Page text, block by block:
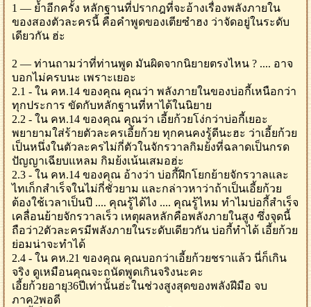
1 — ย้ำอีกครั้ง หลักฐานที่ปรากฎที่จะอ้างเรื่องพลังภายใน
ของสองตัวละครนี้ คือคำพูดของเตียซำฮง ว่าจัดอยู่ในระดับ
เดียวกัน ฮ่ะ
2 — ท่านถามว่าที่ท่านพูด มันผิดจากนิยายตรงไหน ? .... อาจ
บอกไม่ครบนะ เพราะเยอะ
2.1 - ใน คห.14 ของคุณ คุณว่า พลังภายในของบ่อกี้เหนือกว่า
ทุกประการ ขัดกับหลักฐานที่หาได้ในนิยาย
2.2 - ใน คห.14 ของคุณ คุณว่า เอี้ยก้วยโง่กว่าบ่อกี้เยอะ
พยายามใส่ร้ายตัวละครเอี้ยก้วย ทุกคนคงรู้ดีนะฮะ ว่าเอี้ยก้วย
เป็นหนึ่งในตัวละครไม่กี่ตัวในจักรวาลกิมย้งที่ฉลาดเป็นกรด
ปัญญาเฉียบแหลม กิมย้งเน้นเสมอฮ่ะ
2.3 - ใน คห.14 ของคุณ อ้างว่า บ่อกี้ฝึกโยกย้ายจักรวาลและ
ไทเก็กสำเร็จในไม่กี่ชั่วยาม และกล่าวหาว่าถ้าเป็นเอี้ยก้วย
ต้องใช้เวลาเป็นปี .... คุณรู้ได้ไง .... คุณรู้ไหม ทำไมบ่อกี้สำเร็จ
เคลื่อนย้ายจักรวาลเร็ว เหตุผลหลักคือพลังภายในสูง ซึ่งจุดนี้
ถือว่า2ตัวละครมีพลังภายในระดับเดียวกัน บ่อกี้ทำได้ เอี้ยก้วย
ย่อมน่าจะทำได้
2.4 - ใน คห.21 ของคุณ คุณบอกว่าเอี้ยก้วยชราแล้ว นี่ก็เกิน
จริง ดูเหมือนคุณจะถนัดพูดเกินจริงนะคะ
เอี้ยก้วยอายุ36ปีเท่านั้นฮ่ะในช่วงสูงสุดของพลังฝีมือ จบ
ภาค2พอดี